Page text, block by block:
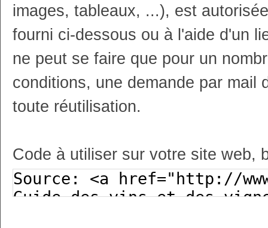
images, tableaux, ...), est
fourni ci-dessous ou à l'aide d'un
ne peut se faire que pour un
conditions, une demande par mail
toute réutilisation.
Code à utiliser sur votre site web,